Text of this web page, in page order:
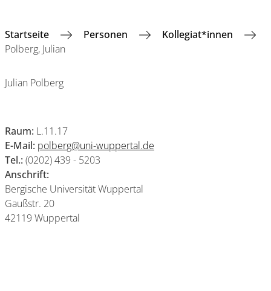
‎Startseite Personen
Kollegiat*innen
Polberg, Julian
Julian Polberg
Raum: L.11.17
E-Mail: polberg@uni-wuppertal.de
Tel.: (0202) 439 - 5203
Anschrift:
Bergische Universität Wuppertal
Gaußstr. 20
42119 Wuppertal